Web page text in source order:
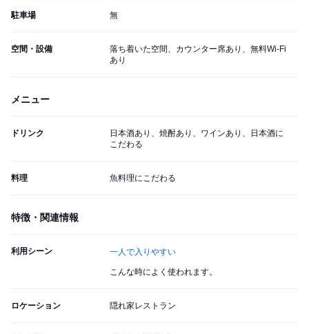
駐車場 無
空間・設備
落ち着いた空間、カウンター席あり、無料Wi-Fi
あり
メニュー
ドリンク
日本酒あり、焼酎あり、ワインあり、日本酒に
こだわる
料理 魚料理にこだわる
特徴・関連情報
利用シーン 一人で入りやすい
こんな時によく使われます。
ロケーション 隠れ家レストラン